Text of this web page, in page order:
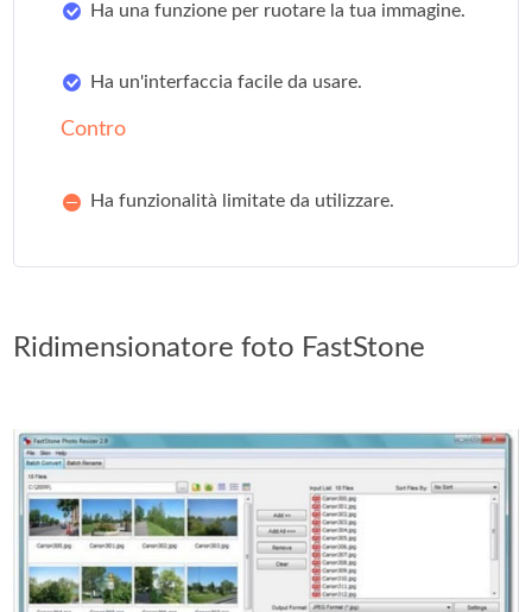
Ha una funzione per ruotare la tua immagine.
Ha un'interfaccia facile da usare.
Contro
Ha funzionalità limitate da utilizzare.
Ridimensionatore foto FastStone